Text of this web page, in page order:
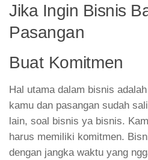
Jika Ingin Bisnis
Pasangan
Buat Komitmen
Hal utama dalam bisnis
kamu dan pasangan sudah
lain, soal bisnis ya bisnis.
harus memiliki komitmen.
dengan jangka waktu yang